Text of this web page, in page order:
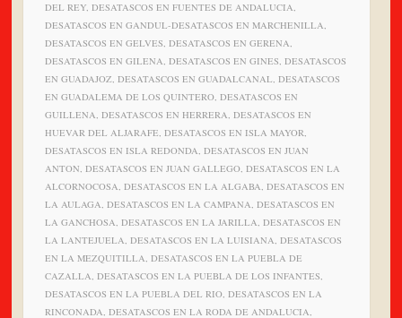
DEL REY, DESATASCOS EN FUENTES DE ANDALUCIA,
DESATASCOS EN GANDUL-DESATASCOS EN MARCHENILLA,
DESATASCOS EN GELVES, DESATASCOS EN GERENA,
DESATASCOS EN GILENA, DESATASCOS EN GINES, DESATASCOS
EN GUADAJOZ, DESATASCOS EN GUADALCANAL, DESATASCOS
EN GUADALEMA DE LOS QUINTERO, DESATASCOS EN
GUILLENA, DESATASCOS EN HERRERA, DESATASCOS EN
HUEVAR DEL ALJARAFE, DESATASCOS EN ISLA MAYOR,
DESATASCOS EN ISLA REDONDA, DESATASCOS EN JUAN
ANTON, DESATASCOS EN JUAN GALLEGO, DESATASCOS EN LA
ALCORNOCOSA, DESATASCOS EN LA ALGABA, DESATASCOS EN
LA AULAGA, DESATASCOS EN LA CAMPANA, DESATASCOS EN
LA GANCHOSA, DESATASCOS EN LA JARILLA, DESATASCOS EN
LA LANTEJUELA, DESATASCOS EN LA LUISIANA, DESATASCOS
EN LA MEZQUITILLA, DESATASCOS EN LA PUEBLA DE
CAZALLA, DESATASCOS EN LA PUEBLA DE LOS INFANTES,
DESATASCOS EN LA PUEBLA DEL RIO, DESATASCOS EN LA
RINCONADA, DESATASCOS EN LA RODA DE ANDALUCIA,